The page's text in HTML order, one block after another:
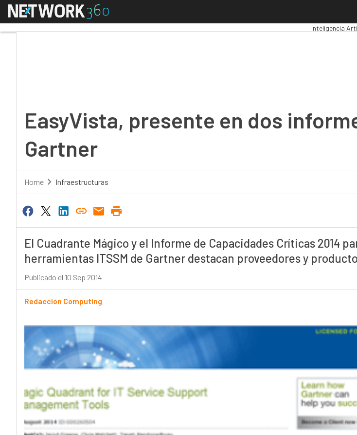
Menú
Inteligencia
EasyVista, presente en dos
Gartner
Home Infraestructuras
El Cuadrante Mágico y el Informe de Capacidades Críticas 2014
herramientas ITSSM de Gartner destacan proveedores y
Publicado el 10 Sep 2014
Redacción Computing